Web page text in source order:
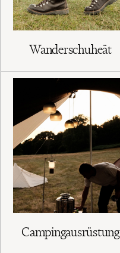
Wanderschuheät
Campingausrüstung